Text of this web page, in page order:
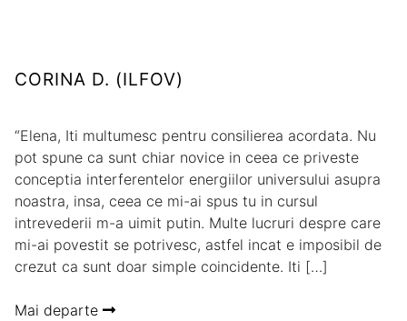
CORINA D. (ILFOV)
“Elena, Iti multumesc pentru consilierea acordata. Nu
pot spune ca sunt chiar novice in ceea ce priveste
conceptia interferentelor energiilor universului asupra
noastra, insa, ceea ce mi-ai spus tu in cursul
intrevederii m-a uimit putin. Multe lucruri despre care
mi-ai povestit se potrivesc, astfel incat e imposibil de
crezut ca sunt doar simple coincidente. Iti […]
Mai departe